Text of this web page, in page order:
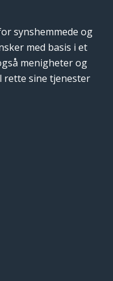
synshemmede og
med basis i et
menigheter og
rette sine tjenester